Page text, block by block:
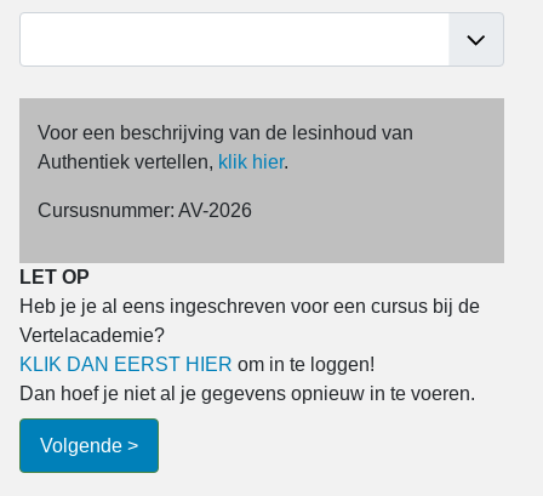
Een moment geduld... de
cursusinformatie wordt opgehaald.
Voor een beschrijving van de lesinhoud van
Authentiek vertellen, klik hier.
Cursusnummer: AV-2026
LET OP
Heb je je al eens ingeschreven voor een cursus bij de
Vertelacademie?
KLIK DAN EERST HIER om in te loggen!
Dan hoef je niet al je gegevens opnieuw in te voeren.
Volgende >